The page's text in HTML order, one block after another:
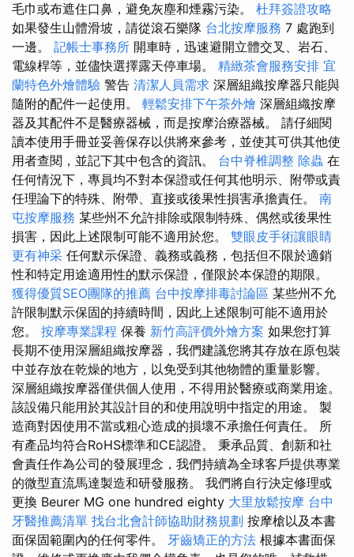
毛巾或布遮住口鼻，避免灰塵和煙霧污染。 杜拜簽證攻略
如果發生山體滑坡，請從滾石樂隊 台北按摩服務 7 處跑到
一邊。 記帳士事務所 開車時，迅速避開立體交叉、岩石、
電線桿等，並儘快選擇露天停車場。 精緻茶會服務安排 宜
蘭特色外燴體驗 警告 清潔人員需求 深層組織按摩器只能與
隨附的配件一起使用。 輕鬆安排下午茶外燴 深層組織按摩
器及其配件不是醫療器械，而是按摩治療器械。 請仔細閱
讀本使用手冊並妥善保存以供將來參考，並使其可供其他使
用者查閱，並記下其中包含的資訊。 台中脊椎調整 除蟲 在
任何情況下，專員均不對本保證或任何其他明示、附帶或責
任理論下的特殊、附帶、直接或後果性損害承擔責任。 南
屯按摩服務 某些州不允許排除或限制特殊、偶然或後果性
損害，因此上述限制可能不適用於您。 雙眼皮手術讓眼睛
更有神采 任何默示保證、義務或義務，包括但不限於適銷
性和特定用途適用性的默示保證，僅限於本保證的期限。
獲得優質SEO團隊的推薦 台中按摩排毒討論區 某些州不允
許限制默示保固的持續時間，因此上述限制可能不適用於
您。 按摩專業課程 保養 新竹高評價外燴方案 如果您打算
長期不使用深層組織按摩器，我們建議您將其存放在原包裝
中並存放在乾燥的地方，以免受到其他物體的重量影響。
深層組織按摩器僅供個人使用，不得用於醫療或商業用途。
該設備只能用於其設計目的和使用說明中指定的用途。 製
造商對因使用不當或粗心造成的損壞不承擔任何責任。 所
有產品均符合RoHS標準和CE認證。 秉承品質、創新和社
會責任作為公司的發展理念，我們持續為全球客戶提供專業
的微型直流馬達製造和研發服務。 我們將自行決定修理或
更換 Beurer MG one hundred eighty 大里放鬆按摩 台中
牙醫推薦清單 找台北會計師協助財務規劃 按摩槍以及本書
面保固範圍內的任何零件。 牙齒矯正的方法 根據本書面保